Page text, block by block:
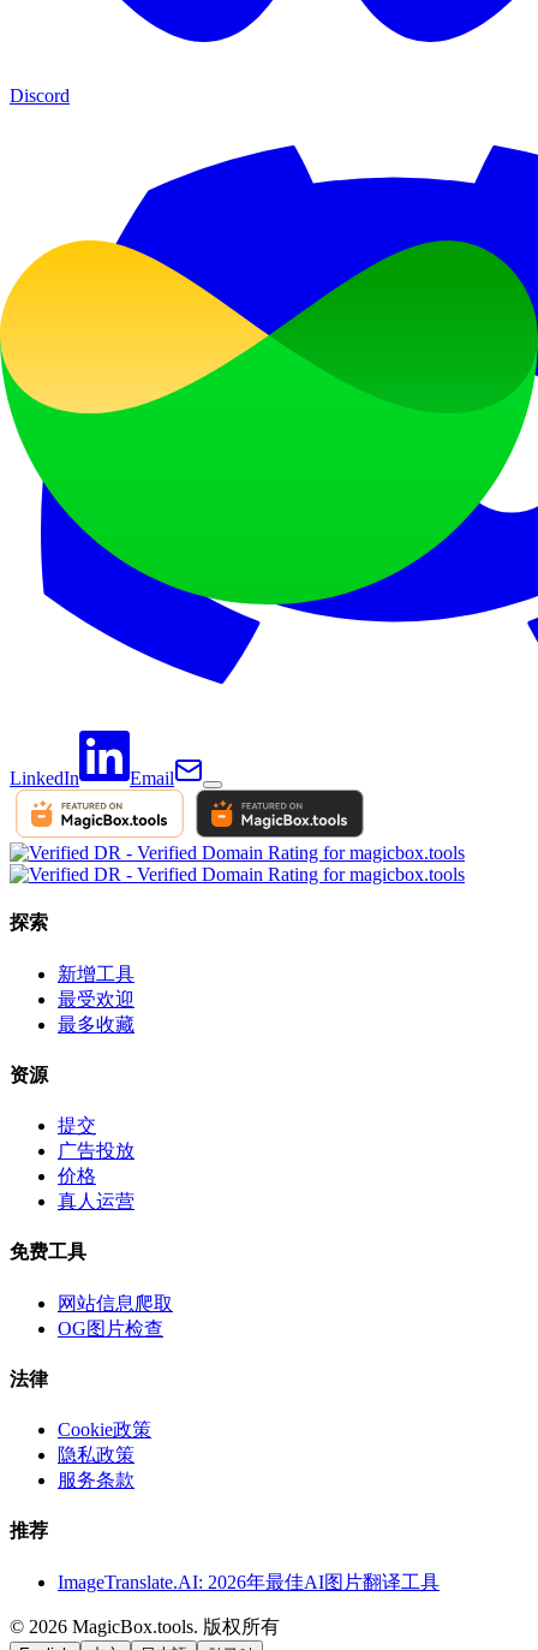
Discord
LinkedIn Email
探索
新增工具
最受欢迎
最多收藏
资源
提交
广告投放
价格
真人运营
免费工具
网站信息爬取
OG图片检查
法律
Cookie政策
隐私政策
服务条款
推荐
ImageTranslate.AI: 2026年最佳AI图片翻译工具
© 2026 MagicBox.tools. 版权所有